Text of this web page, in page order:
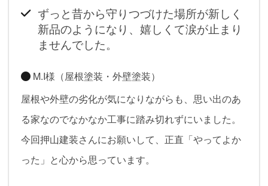
ずっと昔から守りつづけた場所が新しく
新品のようになり、嬉しくて涙が止まり
ませんでした。
M.I様（屋根塗装・外壁塗装）
屋根や外壁の劣化が気になりながらも、思い出のあ
る家なのでなかなか工事に踏み切れずにいました。
今回押山建装さんにお願いして、正直「やってよか
った」と心から思っています。